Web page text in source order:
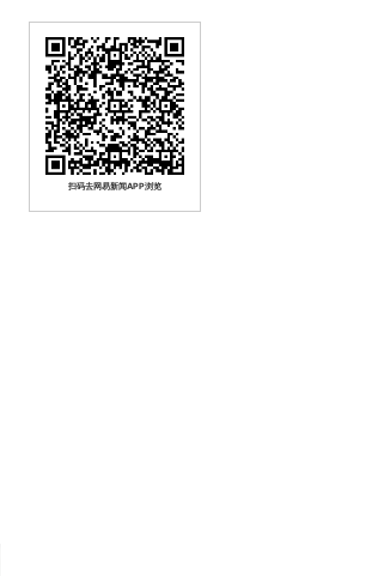
扫码去网易新闻APP浏览